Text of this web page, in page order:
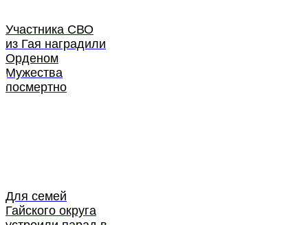
Участника СВО
из Гая наградили
Орденом
Мужества
посмертно
Для семей
Гайского округа